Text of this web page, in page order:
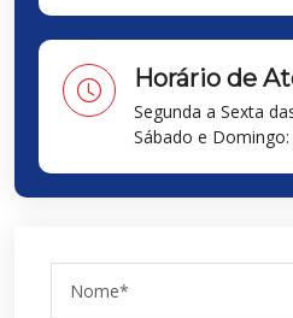
Horário de
Segunda a Sexta
Sábado e